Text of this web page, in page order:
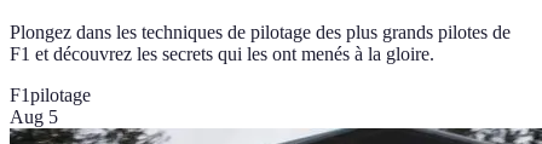
Plongez dans les techniques de pilotage des plus grands pilotes de
F1 et découvrez les secrets qui les ont menés à la gloire.
F1pilotage
Aug 5